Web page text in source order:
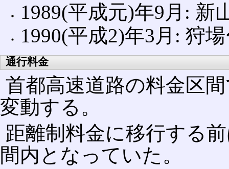
1989(平成元)年9月: 新
1990(平成2)年3月: 狩
通行料金
首都高速道路の料金区
変動する。
距離制料金に移行する
間内となっていた。